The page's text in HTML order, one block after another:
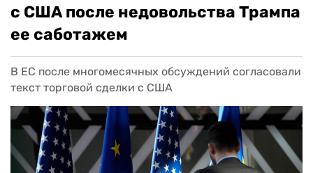
с США после недовольства Трампа
ее саботажем
В ЕС после многомесячных обсуждений согласовали
текст торговой сделки с США